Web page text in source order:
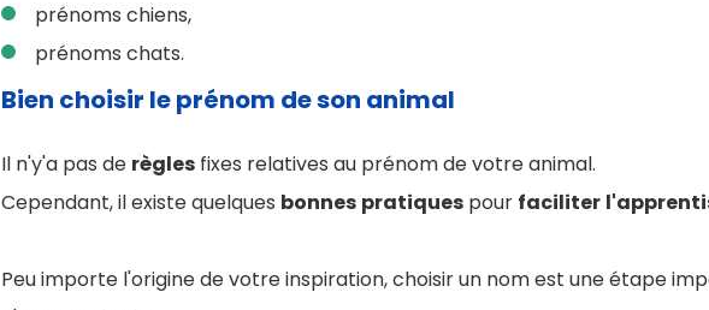
prénoms chiens,
prénoms chats.
Bien choisir le prénom de son animal
Il n'y'a pas de règles fixes relatives au prénom de votre animal.
Cependant, il existe quelques bonnes pratiques pour faciliter
Peu importe l'origine de votre inspiration, choisir un nom est une étape